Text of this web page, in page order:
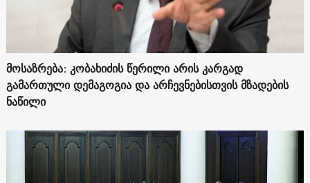
მოსაზრება: კობახიძის წერილი არის კარგად
გამართული დემაგოგია და არჩევნებისთვის მზადების
ნაწილი